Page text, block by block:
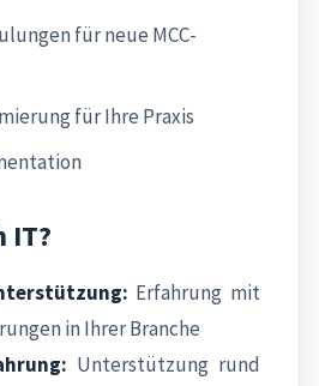
für neue MCC-
für Ihre Praxis
IT?
Erfahrung mit
in Ihrer Branche
Unterstützung rund